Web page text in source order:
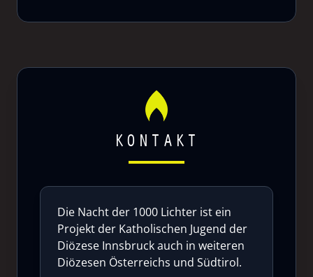
KONTAKT
Die Nacht der 1000 Lichter ist ein
Projekt der Katholischen Jugend der
Diözese Innsbruck auch in weiteren
Diözesen Österreichs und Südtirol.